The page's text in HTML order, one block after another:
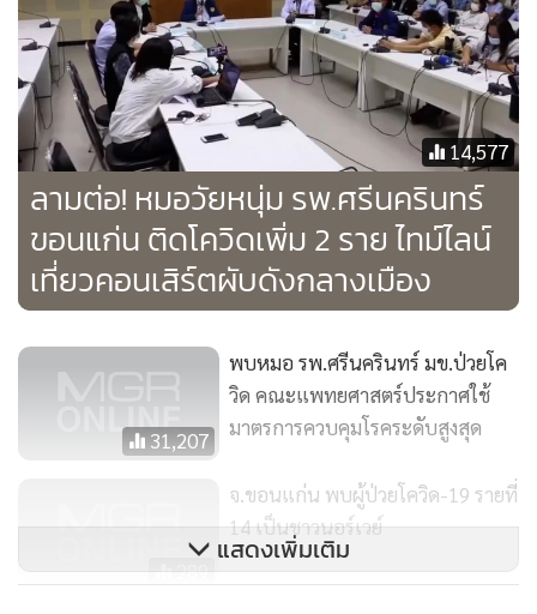
กล่าว ซึ่งไปอยู่ที่ จ.ขอนแก่น ได้ไปตรวจและพบว่าติดเชื้อโค
วิด-19 ที่ จ.ขอนแก่น ได้เข้ารับการรักษาอยู่ในความดูแลของ
แพทย์ที่โรงพยาบาลศรีนครินทร์ มหาวิทยาลัยขอนแก่น แล้ว
บุคลากรทางการแพทย์ ใน จ.ชัยภูมิ นั้น เบื้องต้นได้แบ่งเป็นกลุ่ม
บุคลากรทางการแพทย์ จำนวน 1,000 ราย และ อสม.อีก 1,000
ราย ในพื้นที่ 5 อำเภอ ที่เป็นบุคลากรประจำโรงพยาบาลแม่ข่าย
14,577
ลามต่อ! หมอวัยหนุ่ม รพ.ศรีนครินทร์
ขอนแก่น ติดโควิดเพิ่ม 2 ราย ไทม์ไลน์
เที่ยวคอนเสิร์ตผับดังกลางเมือง
31,207
พบหมอ รพ.ศรีนครินทร์ มข.ป่วยโค
วิด คณะแพทยศาสตร์ประกาศใช้
มาตรการควบคุมโรคระดับสูงสุด
289
จ.ขอนแก่น พบผู้ป่วยโควิด-19 รายที่
14 เป็นชาวนอร์เวย์
แสดงเพิ่มเติม